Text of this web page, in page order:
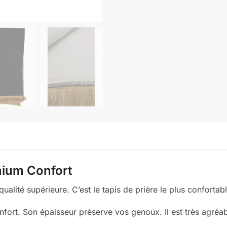
Confort
supérieure. C’est le tapis de prière le plus
Son épaisseur préserve vos genoux. Il est très